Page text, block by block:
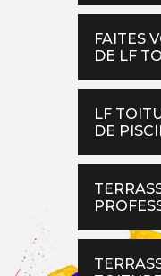
FAITES
DE LF
LF
DE